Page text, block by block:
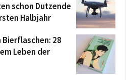
schon Dutzende
Halbjahr
28
Leben der